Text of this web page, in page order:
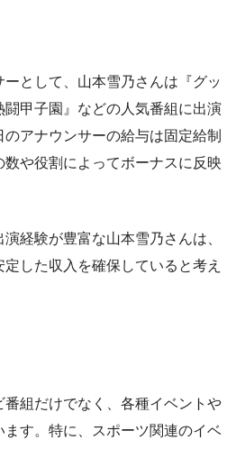
として、山本雪乃さんは『グッ
闘甲子園』などの人気番組に出演
アナウンサーの給与は固定給制
や役割によってボーナスに反映
経験が豊富な山本雪乃さんは、
した収入を確保していると考え
組だけでなく、各種イベントや
す。特に、スポーツ関連のイベ